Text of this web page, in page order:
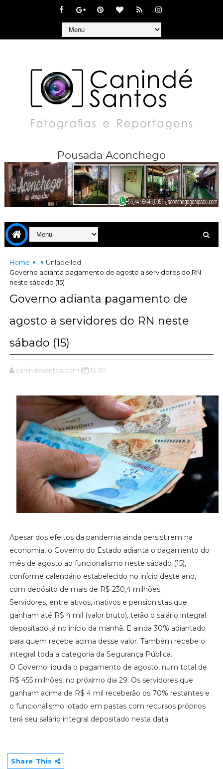
Pousada Aconchego
Home
Unlabelled
Governo adianta pagamento de agosto a servidores do RN
neste sábado (15)
Governo adianta pagamento de
agosto a servidores do RN neste
sábado (15)
canindesantos.com.br 13:30
Apesar dos efeitos da pandemia ainda persistirem na
economia, o Governo do Estado adianta o pagamento do
mês de agosto ao funcionalismo neste sábado (15),
conforme calendário estabelecido no início deste ano,
com depósito de mais de R$ 230,4 milhões.
Servidores, entre ativos, inativos e pensionistas que
ganham até R$ 4 mil (valor bruto), terão o salário integral
depositado já no início da manhã. E ainda 30% adiantado
para quem recebe acima desse valor. Também recebe o
integral toda a categoria da Segurança Pública.
O Governo liquida o pagamento de agosto, num total de
R$ 455 milhões, no próximo dia 29. Os servidores que
ganham acima de R$ 4 mil receberão os 70% restantes e
o funcionalismo lotado em pastas com recursos próprios
terá seu salário integral depositado nesta data.
Share This